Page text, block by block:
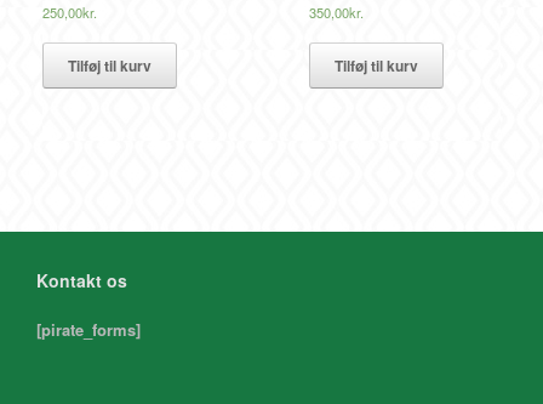
250,00kr.
Tilføj til kurv
350,00kr.
Tilføj til kurv
Kontakt os
[pirate_forms]